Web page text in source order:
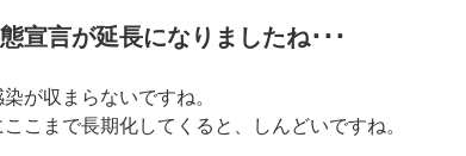
宣言が延長になりましたね･･･
が収まらないですね。
ここまで長期化してくると、しんどいですね。